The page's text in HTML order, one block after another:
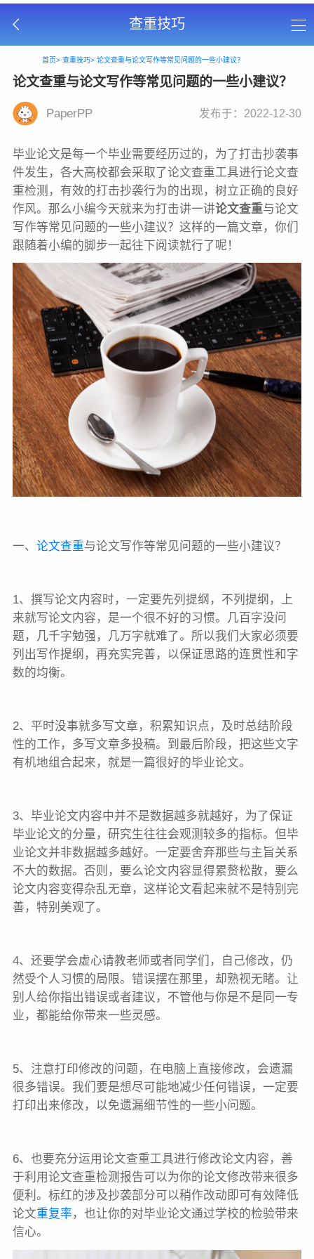
查重技巧
首页> 查重技巧> 论文查重与论文写作等常见问题的一些小建议？
论文查重与论文写作等常见问题的一些小建议？
PaperPP 发布于：2022-12-30
毕业论文是每一个毕业需要经历过的，为了打击抄袭事
件发生，各大高校都会采取了论文查重工具进行论文查
重检测，有效的打击抄袭行为的出现，树立正确的良好
作风。那么小编今天就来为打击讲一讲论文查重与论文
写作等常见问题的一些小建议？这样的一篇文章，你们
跟随着小编的脚步一起往下阅读就行了呢！
一、 论文查重与论文写作等常见问题的一些小建议？
1、撰写论文内容时，一定要先列提纲，不列提纲，上
来就写论文内容，是一个很不好的习惯。几百字没问
题，几千字勉强，几万字就难了。所以我们大家必须要
列出写作提纲，再充实完善，以保证思路的连贯性和字
数的均衡。
2、平时没事就多写文章，积累知识点，及时总结阶段
性的工作，多写文章多投稿。到最后阶段，把这些文字
有机地组合起来，就是一篇很好的毕业论文。
3、毕业论文内容中并不是数据越多就越好，为了保证
毕业论文的分量，研究生往往会观测较多的指标。但毕
业论文并非数据越多越好。一定要舍弃那些与主旨关系
不大的数据。否则，要么论文内容显得累赘松散，要么
论文内容变得杂乱无章，这样论文看起来就不是特别完
善，特别美观了。
4、还要学会虚心请教老师或者同学们，自己修改，仍
然受个人习惯的局限。错误摆在那里，却熟视无睹。让
别人给你指出错误或者建议，不管他与你是不是同一专
业，都能给你带来一些灵感。
5、注意打印修改的问题，在电脑上直接修改，会遗漏
很多错误。我们要是想尽可能地减少任何错误，一定要
打印出来修改，以免遗漏细节性的一些小问题。
6、也要充分运用论文查重工具进行修改论文内容，善
于利用论文查重检测报告可以为你的论文修改带来很多
便利。标红的涉及抄袭部分可以稍作改动即可有效降低
论文重复率 ，也让你的对毕业论文通过学校的检验带来
信心。